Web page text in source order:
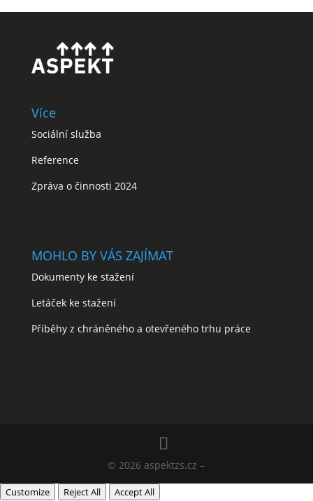
Více
Sociální služba
Reference
Zpráva o činnosti 2024
MOHLO BY VÁS ZAJÍMAT
Dokumenty ke stažení
Letáček ke stažení
Příběhy z chráněného a otevřeného trhu práce
© 2026 aspektzs.cz –
Customize Reject All Accept All